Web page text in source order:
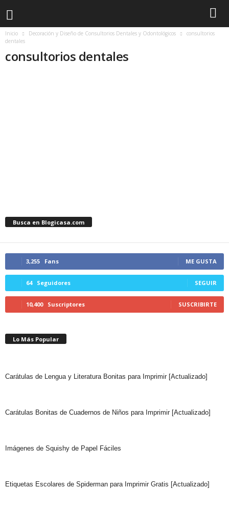
Inicio Decoración y Diseño de Consultorios Dentales y Odontológicos
consultorios
dentales
consultorios dentales
Busca en Blogicasa.com
3,255 Fans ME GUSTA
64 Seguidores SEGUIR
10,400 Suscriptores SUSCRIBIRTE
Lo Más Popular
Carátulas de Lengua y Literatura Bonitas para Imprimir [Actualizado]
Carátulas Bonitas de Cuadernos de Niños para Imprimir [Actualizado]
Imágenes de Squishy de Papel Fáciles
Etiquetas Escolares de Spiderman para Imprimir Gratis [Actualizado]